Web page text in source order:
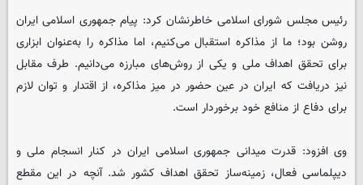
رئیس مجلس شورای اسلامی خاطرنشان کرد: پیام جمهوری اسلامی ایران
روشن بود؛ ما از مذاکره استقبال می‌کنیم، اما مذاکره را به‌عنوان ابزاری
برای تحقق اهداف ملی و یکی از روش‌های مبارزه می‌دانیم. طرف مقابل
نیز دریافت که ایران در عین حضور در میز مذاکره، از اقتدار و توان لازم
برای دفاع از منافع خود برخوردار است.
وی افزود: قدرت میدانی جمهوری اسلامی ایران در کنار انسجام ملی و
دیپلماسی فعال، زمینه‌ساز تحقق اهداف کشور شد. آنچه در این مقطع